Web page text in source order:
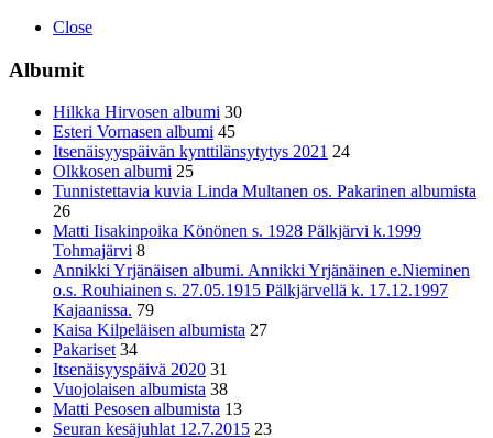
Close
Albumit
Hilkka Hirvosen albumi 30
Esteri Vornasen albumi 45
Itsenäisyyspäivän kynttilänsytytys 2021 24
Olkkosen albumi 25
Tunnistettavia kuvia Linda Multanen os. Pakarinen albumista
26
Matti Iisakinpoika Könönen s. 1928 Pälkjärvi k.1999
Tohmajärvi 8
Annikki Yrjänäisen albumi. Annikki Yrjänäinen e.Nieminen
o.s. Rouhiainen s. 27.05.1915 Pälkjärvellä k. 17.12.1997
Kajaanissa. 79
Kaisa Kilpeläisen albumista 27
Pakariset 34
Itsenäisyyspäivä 2020 31
Vuojolaisen albumista 38
Matti Pesosen albumista 13
Seuran kesäjuhlat 12.7.2015 23